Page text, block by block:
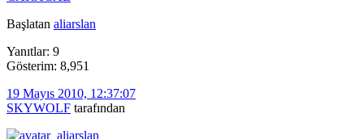
Başlatan aliarslan
Yanıtlar: 9
Gösterim: 8,951
19 Mayıs 2010, 12:37:07
SKYWOLF tarafından